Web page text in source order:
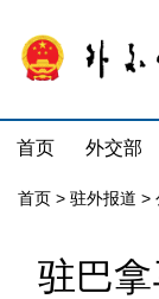
首页 外交部
首页 > 驻外报道 >
驻巴